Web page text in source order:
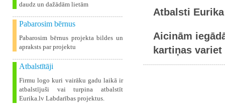
daudz un dažādām lietām
Pabarosim bērnus
Pabarosim bērnus projekta bildes un
apraksts par projektu
Atbalstītāji
Firmu logo kuri vairāku gadu laikā ir
atbalstījuši vai turpina atbalstīt
Eurika.lv Labdarības projektus.
Atbalsti
Aicinām
kartiņas variet